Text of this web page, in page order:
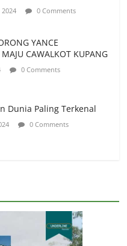
0 Comments
YANCE
CAWALKOT KUPANG
0 Comments
Dunia Paling Terkenal
0 Comments